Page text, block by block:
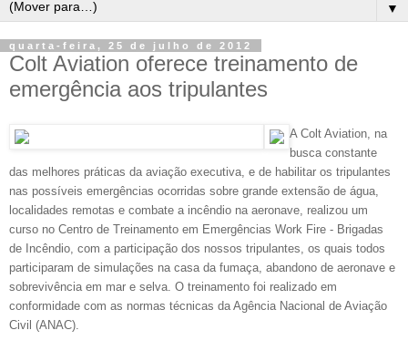
▼
quarta-feira, 25 de julho de 2012
Colt Aviation oferece treinamento de
emergência aos tripulantes
A Colt Aviation, na
busca constante
das melhores práticas da aviação executiva, e de habilitar os tripulantes
nas possíveis emergências ocorridas sobre grande extensão de água,
localidades remotas e combate a incêndio na aeronave, realizou um
curso no Centro de Treinamento em Emergências Work Fire - Brigadas
de Incêndio, com a participação dos nossos tripulantes, os quais todos
participaram de simulações na casa da fumaça, abandono de aeronave e
sobrevivência em mar e selva. O treinamento foi realizado em
conformidade com as normas técnicas da Agência Nacional de Aviação
Civil (ANAC).